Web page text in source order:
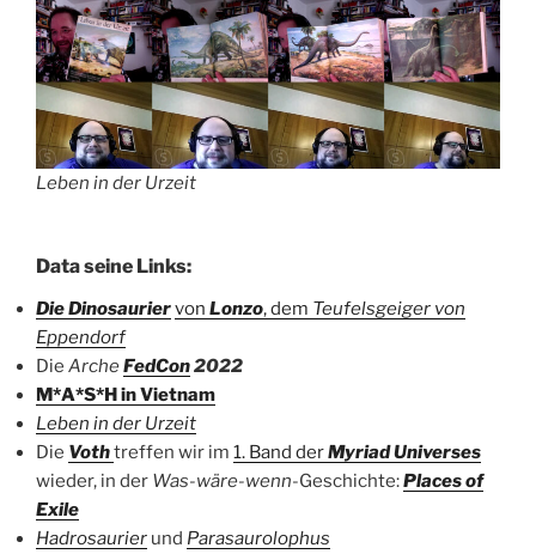
Leben in der Urzeit
Data seine Links:
Die Dinosauriervon Lonzo, dem Teufelsgeiger von
Eppendorf
Die ArcheFedCon2022
M*A*S*H in Vietnam
Leben in der Urzeit
Die Vothtreffen wir im 1. Band derMyriad Universes
wieder, in der Was-wäre-wenn-Geschichte:Places of
Exile
Hadrosaurier und Parasaurolophus